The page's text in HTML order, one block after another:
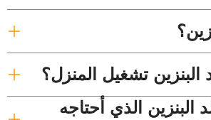
تشغيل المنزل؟
الذي أحتاجه